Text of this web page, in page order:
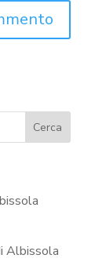
Albissola